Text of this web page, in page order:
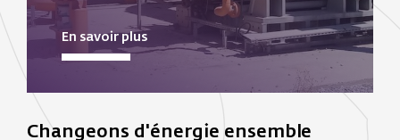
En savoir plus
Changeons d'énergie ensemble